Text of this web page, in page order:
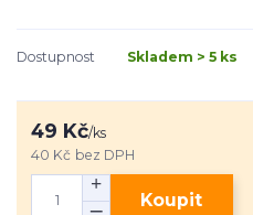
Dostupnost Skladem > 5 ks
49 Kč/ks
40 Kč bez DPH
Koupit